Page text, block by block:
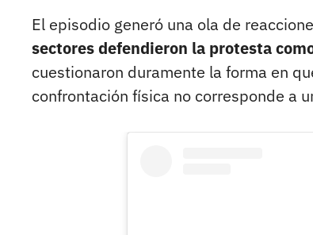
El episodio generó una ola de
sectores defendieron la protesta
cuestionaron duramente la forma en
confrontación física no corresponde a